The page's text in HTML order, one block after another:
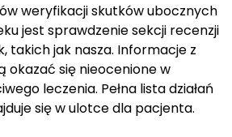
weryfikacji skutków ubocznych
jest sprawdzenie sekcji recenzji
takich jak nasza. Informacje z
okazać się nieocenione w
leczenia. Pełna lista działań
się w ulotce dla pacjenta.